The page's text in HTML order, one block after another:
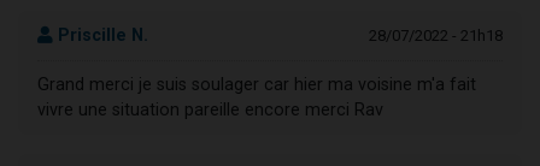
Priscille N. 28/07/2022 - 21h18
Grand merci je suis soulager car hier ma voisine m'a fait
vivre une situation pareille encore merci Rav